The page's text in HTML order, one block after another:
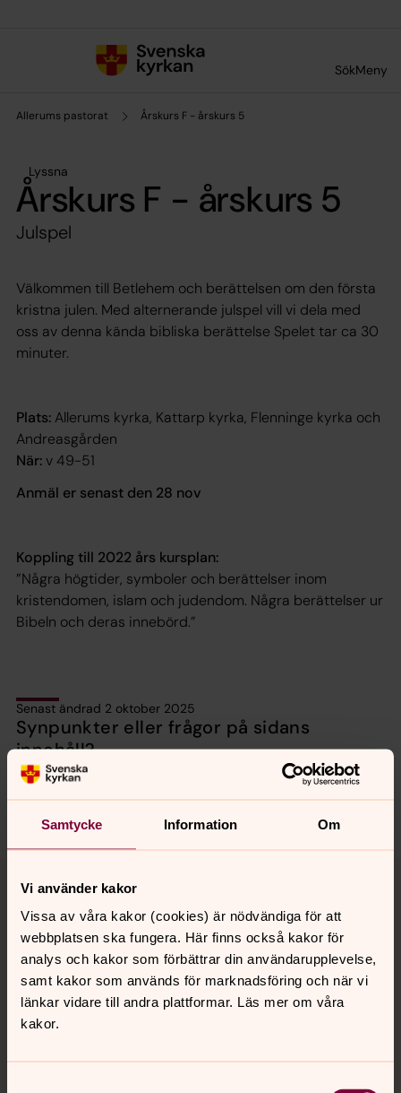
Samtycke Information Om
Vi använder kakor
Vissa av våra kakor (cookies) är nödvändiga för att
webbplatsen ska fungera. Här finns också kakor för
analys och kakor som förbättrar din användarupplevelse,
samt kakor som används för marknadsföring och när vi
länkar vidare till andra plattformar. Läs mer om våra
kakor.
SökMeny
Allerums pastorat Årskurs F - årskurs 5
Lyssna
Årskurs F - årskurs 5
Julspel
Välkommen till Betlehem och berättelsen om den första
kristna julen. Med alternerande julspel vill vi dela med
oss av denna kända bibliska berättelse Spelet tar ca 30
minuter.
Plats: Allerums kyrka, Kattarp kyrka, Flenninge kyrka och
Andreasgården
När:v 49-51
Anmäl er senast den 28 nov
Koppling till 2022 års kursplan:
”Några högtider, symboler och berättelser inom
kristendomen, islam och judendom. Några berättelser ur
Bibeln och deras innebörd.”
Senast ändrad 2 oktober 2025
Synpunkter eller frågor på sidans
innehåll?
allerums.pastorat@svenskakyrkan.se
Kontakt
Kalender